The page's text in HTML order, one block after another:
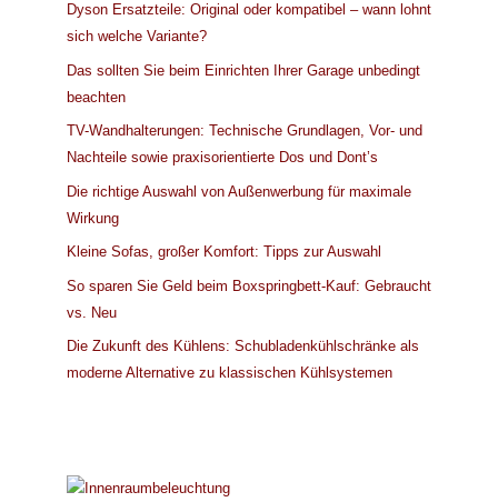
Dyson Ersatzteile: Original oder kompatibel – wann lohnt
sich welche Variante?
Das sollten Sie beim Einrichten Ihrer Garage unbedingt
beachten
TV-Wandhalterungen: Technische Grundlagen, Vor- und
Nachteile sowie praxisorientierte Dos und Dont’s
Die richtige Auswahl von Außenwerbung für maximale
Wirkung
Kleine Sofas, großer Komfort: Tipps zur Auswahl
So sparen Sie Geld beim Boxspringbett-Kauf: Gebraucht
vs. Neu
Die Zukunft des Kühlens: Schubladenkühlschränke als
moderne Alternative zu klassischen Kühlsystemen